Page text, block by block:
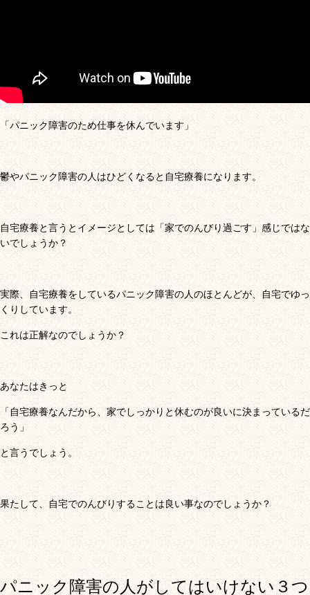
「パニック障害のため仕事を休んでいます」
鬱やパニック障害の人はひどくなると自宅療養になります。
自宅療養と言うとイメージとしては「家でのんびり過ごす」感じではな
いでしょうか？
実際、自宅療養をしているパニック障害の人のほとんどが、自宅でゆっ
くりしています。
これは正解なのでしょうか？
あなたはきっと
「自宅療養なんだから、家でしっかりと休むのが良いに決まっているだ
ろう」
と言うでしょう。
果たして、自宅でのんびりすることは良い事なのでしょうか？
パニック障害の人がしてはいけない３つ